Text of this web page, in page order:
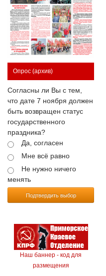
Опрос (архив)
Согласны ли Вы с тем,
что дате 7 ноября должен
быть возвращен статус
государственного
праздника?
Да, согласен
Мне всё равно
Не нужно ничего
менять
Подтвердить выбор
Наш баннер - код для
размещения